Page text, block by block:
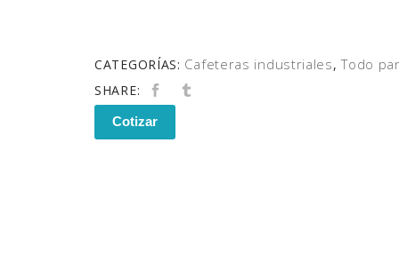
CATEGORÍAS: Cafeteras industriales,Todo
SHARE:
Cotizar